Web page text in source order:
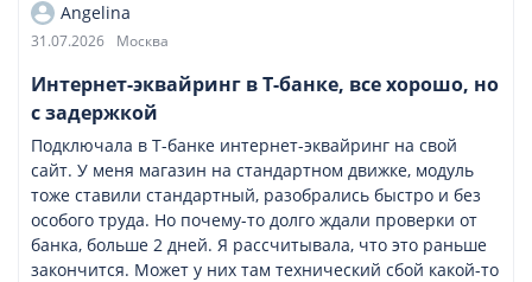
Angelina
31.07.2026 Москва
Интернет-эквайринг в Т-банке, все хорошо, но
с задержкой
Подключала в Т-банке интернет-эквайринг на свой
сайт. У меня магазин на стандартном движке, модуль
тоже ставили стандартный, разобрались быстро и без
особого труда. Но почему-то долго ждали проверки от
банка, больше 2 дней. Я рассчитывала, что это раньше
закончится. Может у них там технический сбой какой-то